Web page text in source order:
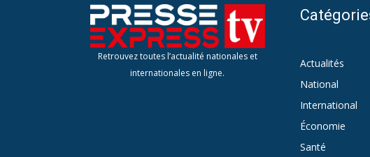
Retrouvez toutes l’actualité nationales et
internationales en ligne.
Actualités
National
International
Économie
Santé